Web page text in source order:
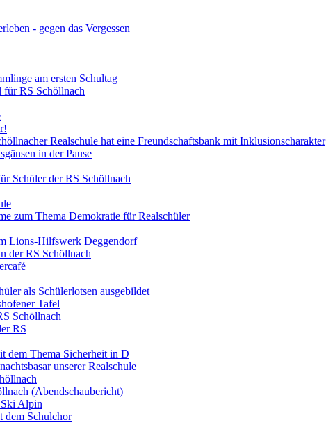
- gegen das Vergessen
am ersten Schultag
für RS Schöllnach
Realschule hat eine Freundschaftsbank mit Inklusionscharakter
in der Pause
Schüler der RS Schöllnach
zum Thema Demokratie für Realschüler
Lions-Hilfswerk Deggendorf
der RS Schöllnach
als Schülerlotsen ausgebildet
Tafel
Schöllnach
RS
dem Thema Sicherheit in D
unserer Realschule
(Abendschaubericht)
Ski Alpin
dem Schulchor